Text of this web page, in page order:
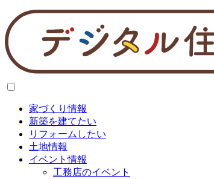
家づくり情報
新築を建てたい
リフォームしたい
土地情報
イベント情報
工務店のイベント